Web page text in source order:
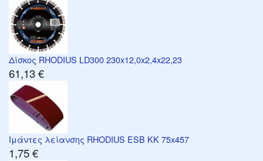
Δίσκος RHODIUS LD300 230x12,0x2,4x22,23
61,13 €
Ιμάντες λείανσης RHODIUS ESB KK 75x457
1,75 €